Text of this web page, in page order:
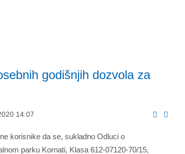
godišnjih dozvola za
14:07
korisnike da se, sukladno Odluci o
parku Kornati, Klasa 612-07120-70/15,